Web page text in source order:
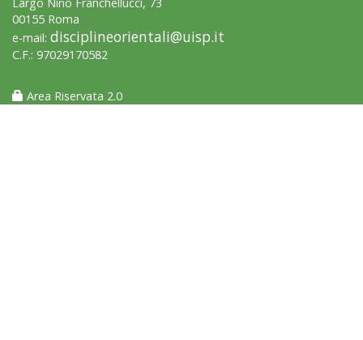
00155 Roma
e-mail: disciplineorientali@uisp.it
C.F.: 97029170582
Area Riservata 2.0